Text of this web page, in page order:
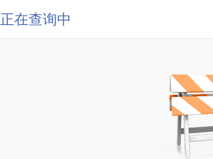
正在查询中